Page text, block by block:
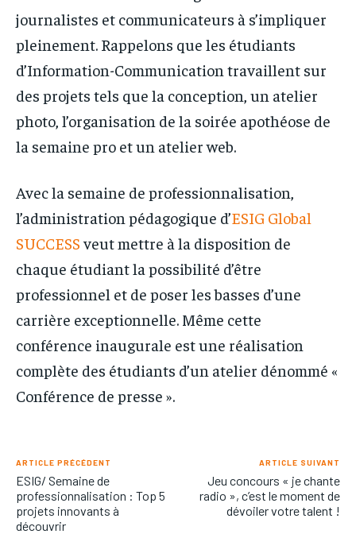
journalistes et communicateurs à s’impliquer
pleinement. Rappelons que les étudiants
d’Information-Communication travaillent sur
des projets tels que la conception, un atelier
photo, l’organisation de la soirée apothéose de
la semaine pro et un atelier web.
Avec la semaine de professionnalisation,
l’administration pédagogique d’ESIG Global
SUCCESSveut mettre à la disposition de
chaque étudiant la possibilité d’être
professionnel et de poser les basses d’une
carrière exceptionnelle. Même cette
conférence inaugurale est une réalisation
complète des étudiants d’un atelier dénommé «
Conférence de presse ».
ARTICLE PRÉCÉDENT
ESIG/ Semaine de
professionnalisation : Top 5
projets innovants à
découvrir
ARTICLE SUIVANT
Jeu concours « je chante
radio », c’est le moment de
dévoiler votre talent !